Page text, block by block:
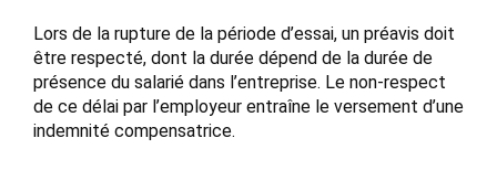
Lors de la rupture de la période d’essai, un préavis doit
être respecté, dont la durée dépend de la durée de
présence du salarié dans l’entreprise. Le non-respect
de ce délai par l’employeur entraîne le versement d’une
indemnité compensatrice.